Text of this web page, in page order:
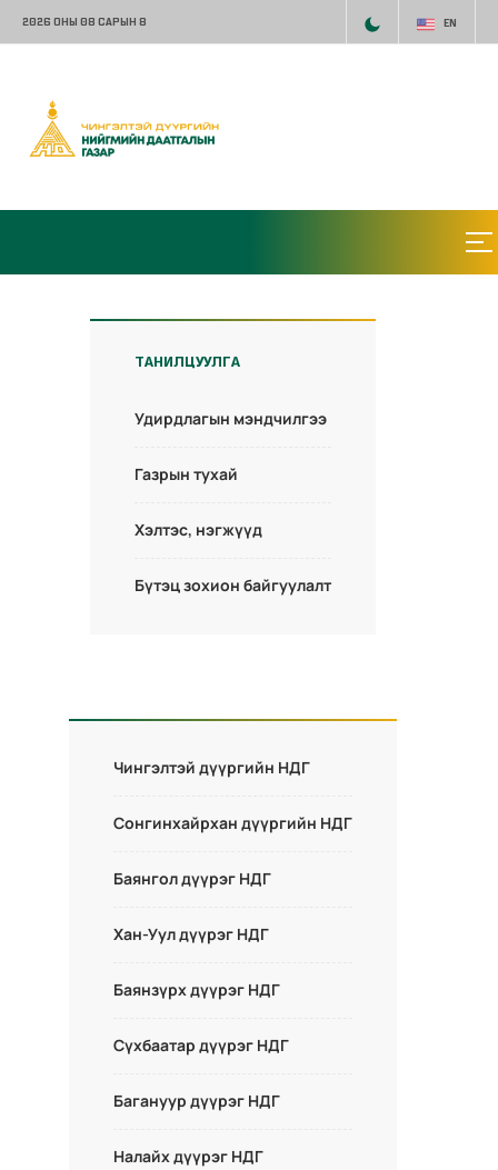
2026 ОНЫ 08 САРЫН 8 EN
ТАНИЛЦУУЛГА
Удирдлагын мэндчилгээ
Газрын тухай
Хэлтэс, нэгжүүд
Бүтэц зохион байгуулалт
Чингэлтэй дүүргийн НДГ
Сонгинхайрхан дүүргийн НДГ
Баянгол дүүрэг НДГ
Хан-Уул дүүрэг НДГ
Баянзүрх дүүрэг НДГ
Сүхбаатар дүүрэг НДГ
Багануур дүүрэг НДГ
Налайх дүүрэг НДГ